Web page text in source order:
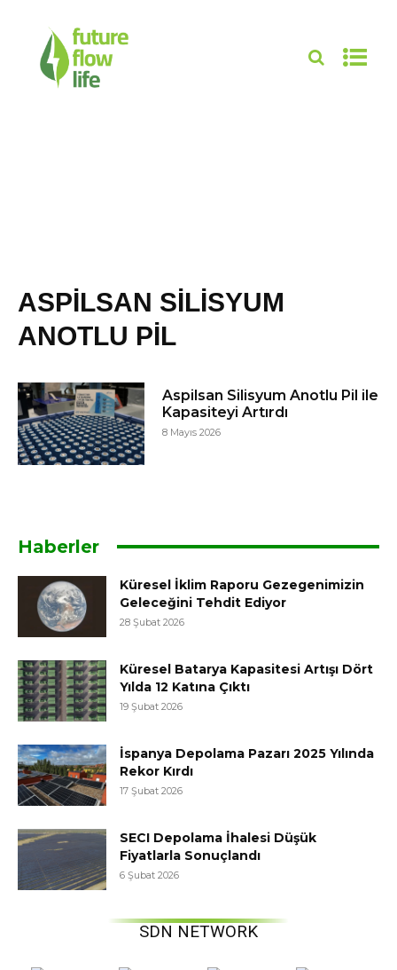
ASPILSAN SILISYUM
ANOTLU PIL
Aspilsan Silisyum Anotlu Pil ile
Kapasiteyi Artırdı
8 Mayıs 2026
Haberler
Küresel İklim Raporu Gezegenimizin
Geleceğini Tehdit Ediyor
28 Şubat 2026
Küresel Batarya Kapasitesi Artışı Dört
Yılda 12 Katına Çıktı
19 Şubat 2026
İspanya Depolama Pazarı 2025 Yılında
Rekor Kırdı
17 Şubat 2026
SECI Depolama İhalesi Düşük
Fiyatlarla Sonuçlandı
6 Şubat 2026
SDN NETWORK